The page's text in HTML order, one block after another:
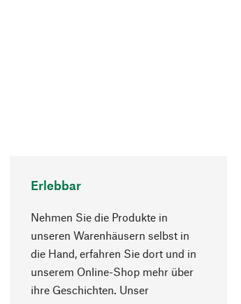
Erlebbar
Nehmen Sie die Produkte in
unseren Warenhäusern selbst in
die Hand, erfahren Sie dort und in
unserem Online-Shop mehr über
ihre Geschichten. Unser